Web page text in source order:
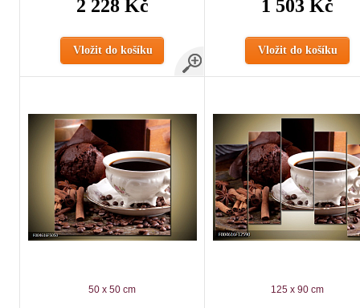
2 228 Kč
Vložit do košíku
1 503 Kč
Vložit do košíku
50 x 50 cm 125 x 90 cm